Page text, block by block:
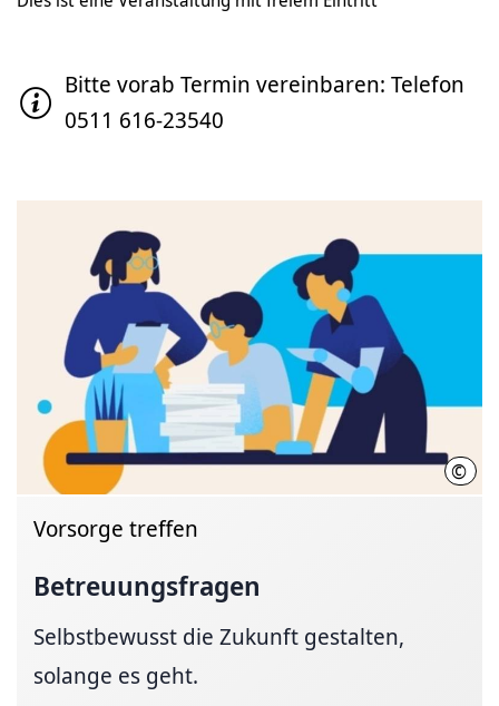
Bitte vorab Termin vereinbaren: Telefon
0511 616-23540
©
Vorsorge treffen
Betreuungsfragen
Selbstbewusst die Zukunft gestalten,
solange es geht.